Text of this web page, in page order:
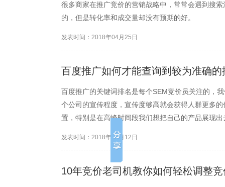
很多商家在推广竞价的营销战略中，常常会遇到搜
的，但是转化率和成交量却没有预期的好。
发表时间：2018年04月25日
百度推广如何才能查询到较为准确的
百度推广的关键词排名是每个SEM竞价员关注的，
个公司的宣传程度，宣传度够高就会获得人群更多
置，特别是在高峰时间段我们想把自己的产品展现
不够。那么如何才能准确估算出自己的出价和排名
发表时间：2018年04月12日
10年竞价老司机教你如何轻松调整